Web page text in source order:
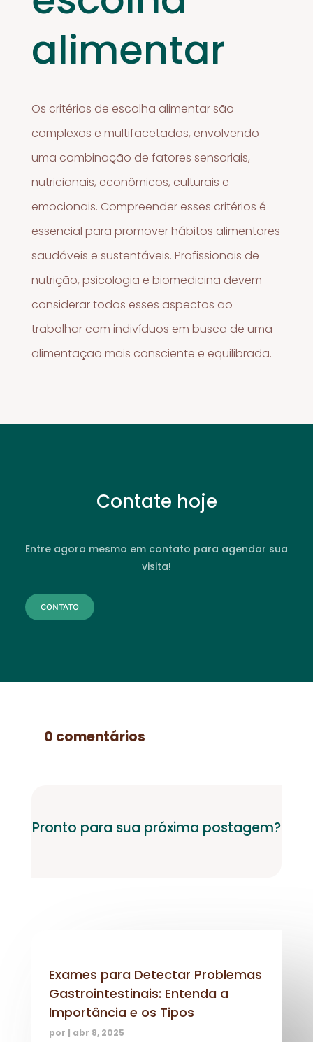
alimentar
Os critérios de escolha alimentar são
complexos e multifacetados, envolvendo
uma combinação de fatores sensoriais,
nutricionais, econômicos, culturais e
emocionais. Compreender esses critérios é
essencial para promover hábitos alimentares
saudáveis e sustentáveis. Profissionais de
nutrição, psicologia e biomedicina devem
considerar todos esses aspectos ao
trabalhar com indivíduos em busca de uma
alimentação mais consciente e equilibrada.
Contate hoje
Entre agora mesmo em contato para agendar sua
visita!
CONTATO
0 comentários
Pronto para sua próxima postagem?
Exames para Detectar Problemas
Gastrointestinais: Entenda a
Importância e os Tipos
por | abr 8, 2025